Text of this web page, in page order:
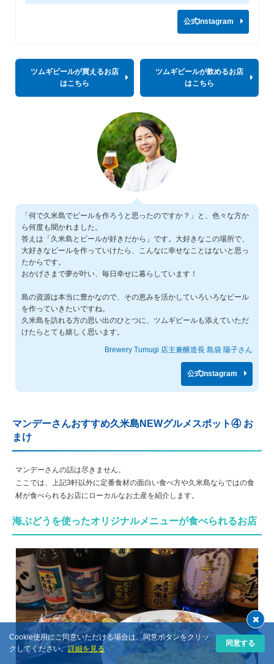
公式Instagram
ツムギビールが買えるお店
はこちら
ツムギビールが飲めるお店
はこちら
「何で久米島でビールを作ろうと思ったのですか？」と、色々な方か
ら何度も聞かれました。
答えは「久米島とビールが好きだから」です。大好きなこの場所で、
大好きなビールを作っていけたら、こんなに幸せなことはないと思っ
たからです。
おかげさまで夢が叶い、毎日幸せに暮らしています！
島の資源は本当に豊かなので、その恵みを活かしていろいろなビール
を作っていきたいですね。
久米島を訪れる方の思い出のひとつに、ツムギビールも添えていただ
けたらとても嬉しく思います。
Brewery Tumugi 店主兼醸造長 島袋 陽子さん
公式Instagram
マンデーさんおすすめ久米島NEWグルメスポット④ お
まけ
マンデーさんの話は尽きません。
ここでは、上記3軒以外に定番食材の面白い食べ方や久米島ならではの食
材が食べられるお店にローカルなお土産を紹介します。
海ぶどうを使ったオリジナルメニューが食べられるお店
Cookie使用にご同意いただける場合は、同意ボタンをクリッ
クしてください。詳細を見る
同意する